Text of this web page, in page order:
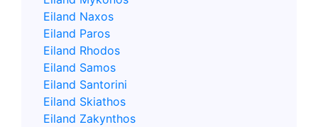
Eiland Naxos
Eiland Paros
Eiland Rhodos
Eiland Samos
Eiland Santorini
Eiland Skiathos
Eiland Zakynthos